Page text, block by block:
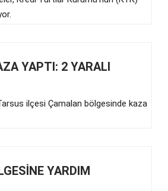
YAPTI: 2 YARALI
ilçesi Çamalan bölgesinde kaza
YARDIM